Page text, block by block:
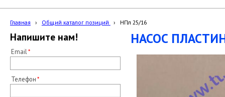
Главная › Общий каталог позиций › НПл 25/16
Напишите нам!
Email
Телефон
НАСОС